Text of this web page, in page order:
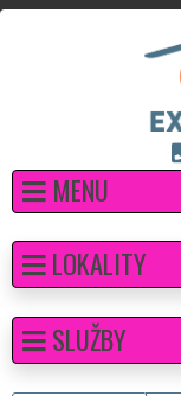
MENU
LOKALITY
SLUŽBY